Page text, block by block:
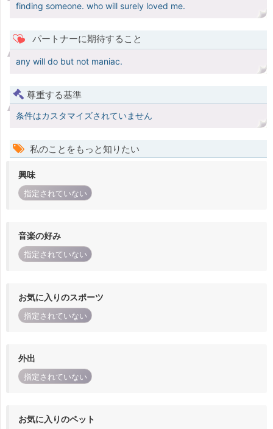
finding someone. who will surely loved me.
パートナーに期待すること
any will do but not maniac.
尊重する基準
条件はカスタマイズされていません
私のことをもっと知りたい
興味
指定されていない
音楽の好み
指定されていない
お気に入りのスポーツ
指定されていない
外出
指定されていない
お気に入りのペット